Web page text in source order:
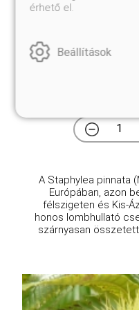
A Staphylea pinnata
Európában, azon
félszigeten és Kis-
honos lombhullató
szárnyasan
érhető el.
Beállítások